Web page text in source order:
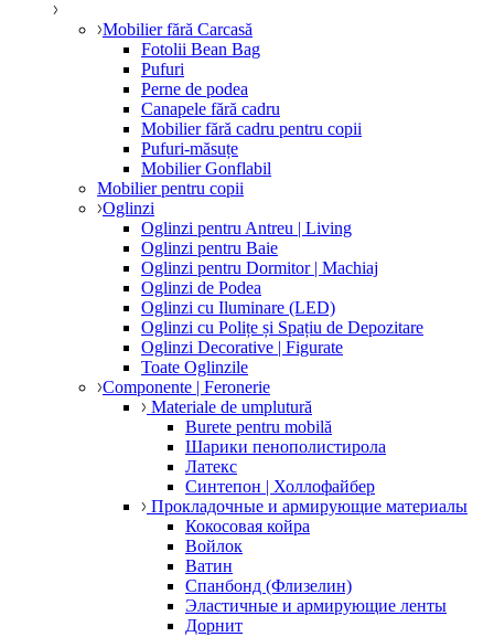
Mobilier fără Carcasă
Fotolii Bean Bag
Pufuri
Perne de podea
Canapele fără cadru
Mobilier fără cadru pentru copii
Pufuri-măsuțe
Mobilier Gonflabil
Mobilier pentru copii
Oglinzi
Oglinzi pentru Antreu | Living
Oglinzi pentru Baie
Oglinzi pentru Dormitor | Machiaj
Oglinzi de Podea
Oglinzi cu Iluminare (LED)
Oglinzi cu Polițe și Spațiu de Depozitare
Oglinzi Decorative | Figurate
Toate Oglinzile
Componente | Feronerie
Materiale de umplutură
Burete pentru mobilă
Шарики пенополистирола
Латекс
Синтепон | Холлофайбер
Прокладочные и армирующие материалы
Кокосовая койра
Войлок
Ватин
Спанбонд (Флизелин)
Эластичные и армирующие ленты
Дорнит